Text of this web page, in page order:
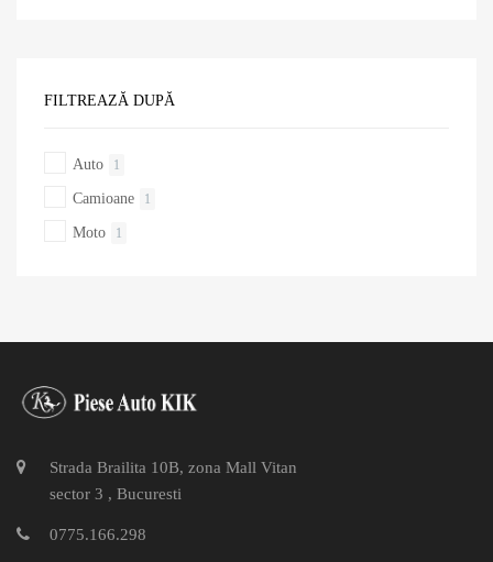
FILTREAZĂ DUPĂ
Auto 1
Camioane 1
Moto 1
Strada Brailita 10B, zona Mall Vitan
sector 3 , Bucuresti
0775.166.298